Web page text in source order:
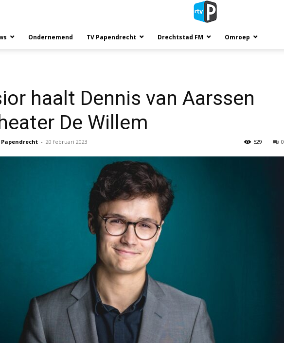
Ondernemend TV Papendrecht Drechtstad FM Omroep
haalt Dennis van Aarssen
De Willem
Papendrecht - 20 februari 2023 0
529